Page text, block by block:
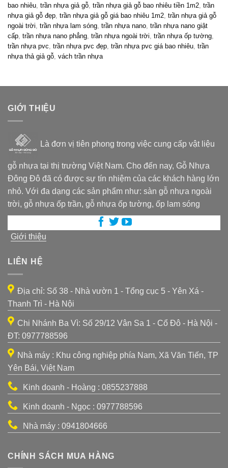
bao nhiêu, trần nhựa giả gỗ, trần nhựa giả gỗ bao nhiêu tiền 1m2, trần
nhựa giả gỗ đẹp, trần nhựa giả gỗ giá bao nhiêu 1m2, trần nhựa giả gỗ
ngoài trời, trần nhựa lam sóng, trần nhựa nano, trần nhựa nano giật
cấp, trần nhựa nano phẳng, trần nhựa ngoài trời, trần nhựa ốp tường,
trần nhựa pvc, trần nhựa pvc đẹp, trần nhựa pvc giá bao nhiêu, trần
nhựa thả giả gỗ, vách trần nhựa
GIỚI THIỆU
Là đơn vị tiên phong trong việc cung cấp vật liệu
gỗ nhựa tại thị trường Việt Nam. Cho đến nay, Gỗ Nhựa
Đông Đô đã có được sự tín nhiệm của các khách hàng lớn
nhỏ. Với đa dạng các sản phẩm như: sàn gỗ nhựa ngoài
trời, gỗ nhựa ốp trần, gỗ nhựa ốp tường, ốp lam sóng
Giới thiệu
LIÊN HỆ
Địa chỉ: Số 38 - Nhà vườn 1 - Tổng cục 5 - Yên Xá -
Thanh Trì - Hà Nội
Chi Nhánh Ba Vì: Số 29/12 Vân Sa 1 - Cổ Đô - Hà Nội -
ĐT: 0977788596
Nhà máy : Khu công nghiệp phía Nam, Xã Văn Tiến, TP
Yên Bái, Việt Nam
Kinh doanh - Hoàng : 0855237888
Kinh doanh - Ngọc : 0977788596
Nhà máy : 0941804666
CHÍNH SÁCH MUA HÀNG